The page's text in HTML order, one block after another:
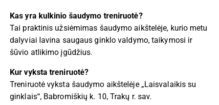
Kas yra kulkinio šaudymo treniruotė?
Tai praktinis užsiėmimas šaudymo aikštelėje, kurio metu
dalyviai lavina saugaus ginklo valdymo, taikymosi ir
šūvio atlikimo įgūdžius.
Kur vyksta treniruotė?
Treniruotė vyksta šaudymo aikštelėje „Laisvalaikis su
ginklais“, Babromiškių k. 10, Trakų r. sav.